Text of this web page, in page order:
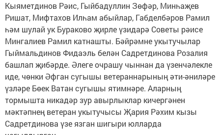
Кыяметдинов Рәис, Гыйбадуллин Зөфәр, Минһаҗев
Ришат, Мифтахов Илһам абыйлар, Габделбәров Рамил
һәм шулай ук Бураково җирле үзидарә Советы рәисе
Мингалиев Рамил катнашты. Бәйрәмне укытучылар
Гыймальдинов Фидаэль белән Садретдинова Розалия
башлап җибәрде. Әлеге очрашу чыннан да үзенчәлекле
иде, чөнки Әфган сугышы ветераннарының әти-әниләре
үзләре Бөек Ватан сугышы ятимнәре. Аларның
тормышта никадәр зур авырлыклар кичергәнен
мәктәпнең ветеран укытучысы Җария Рәхим кызы
Садретдинова үзе язган шигыри юлларда